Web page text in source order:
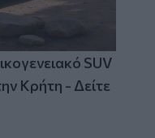
SUV
Κρήτη - Δείτε